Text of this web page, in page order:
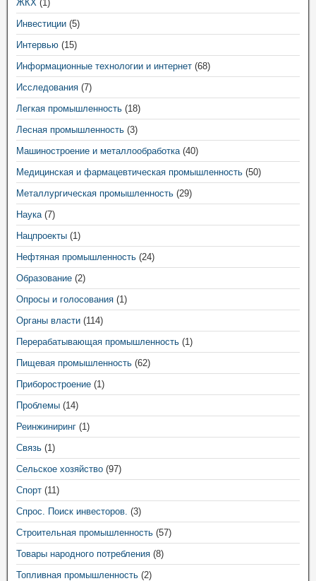
ЖКХ (1)
Инвестиции (5)
Интервью (15)
Информационные технологии и интернет (68)
Исследования (7)
Легкая промышленность (18)
Лесная промышленность (3)
Машиностроение и металлообработка(40)
Медицинская и фармацевтическая промышленность (50)
Металлургическая промышленность (29)
Наука(7)
Нацпроекты (1)
Нефтяная промышленность (24)
Образование (2)
Опросы и голосования (1)
Органы власти (114)
Перерабатывающая промышленность (1)
Пищевая промышленность (62)
Приборостроение (1)
Проблемы (14)
Реинжиниринг (1)
Связь (1)
Сельское хозяйство (97)
Спорт (11)
Спрос. Поиск инвесторов. (3)
Строительная промышленность (57)
Товары народного потребления (8)
Топливная промышленность (2)